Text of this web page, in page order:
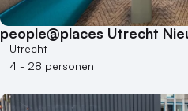
Locaties aan zee
Museum
Theater
Varende locatie
people@places Utrecht
Utrecht
4 - 28 personen